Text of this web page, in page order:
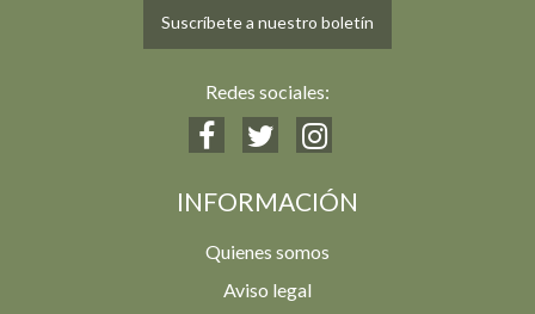
Suscríbete a nuestro boletín
Redes sociales:
INFORMACIÓN
Quienes somos
Aviso legal